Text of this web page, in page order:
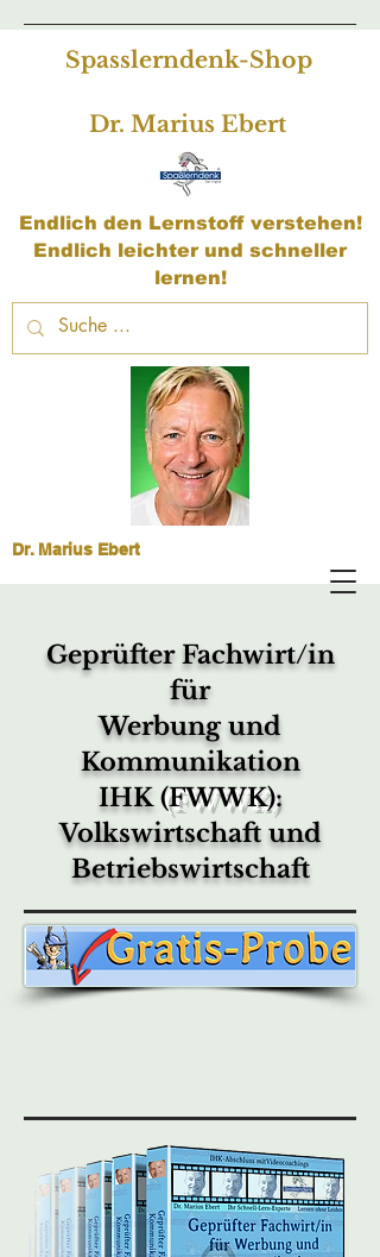
Spasslerndenk-Shop
Dr. Marius Ebert
Endlich den Lernstoff verstehen!
Endlich leichter und schneller
lernen!
Dr. Marius Ebert
Geprüfter Fachwirt/in
für
Werbung und
Kommunikation
IHK(FWWK):
Volkswirtschaft und
Betriebswirtschaft